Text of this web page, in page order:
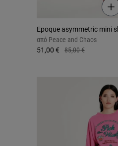
Epoque asymmetric mini
από Peace and Chaos
51,00 €
85,00 €